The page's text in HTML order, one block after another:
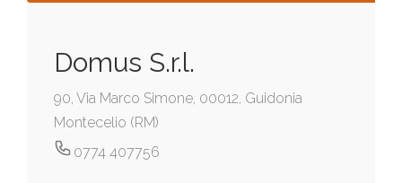
Domus S.r.l.
90, Via Marco Simone, 00012, Guidonia
Montecelio (RM)
0774 407756